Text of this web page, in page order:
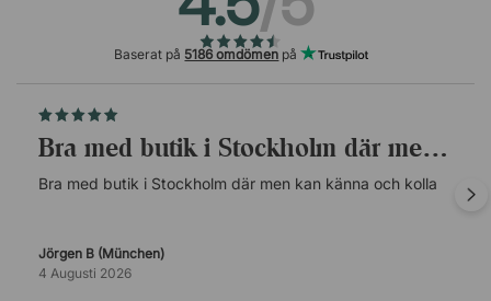
Baserat på 5186 omdömen på
Bra med butik i Stockholm där men kan…
Bra med butik i Stockholm där men kan känna och kolla
Jörgen B (München)
4 Augusti 2026